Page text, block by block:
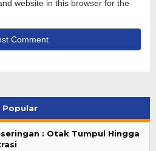
website in this browser for the
Popular
: Otak Tumpul Hingga